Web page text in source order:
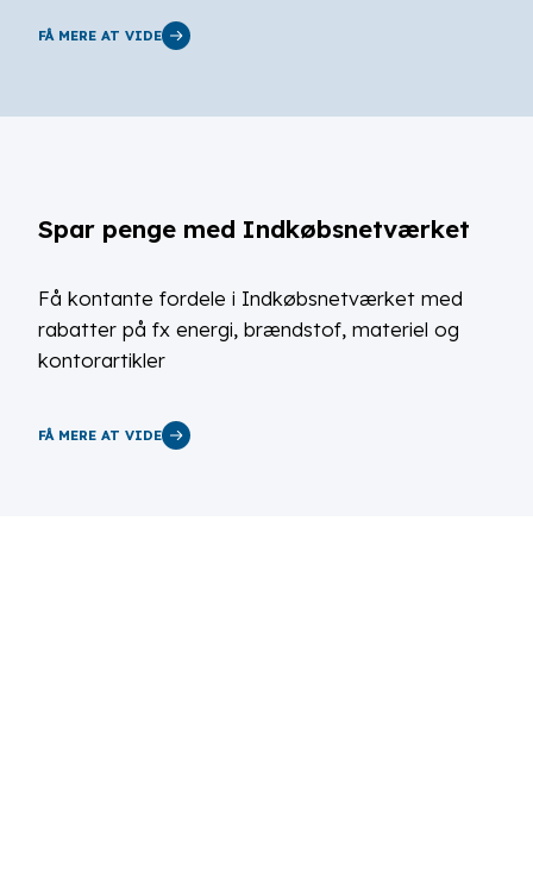
FÅ MERE AT VIDE
Spar penge med Indkøbsnetværket
Få kontante fordele i Indkøbsnetværket med
rabatter på fx energi, brændstof, materiel og
kontorartikler
FÅ MERE AT VIDE